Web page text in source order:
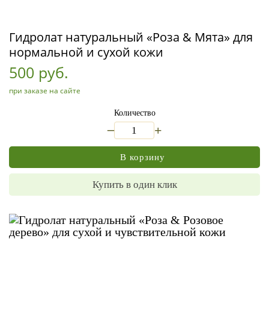
Гидролат натуральный «Роза & Мята» для
нормальной и сухой кожи
500 руб.
при заказе на сайте
Количество
+
В корзину
Купить в один клик